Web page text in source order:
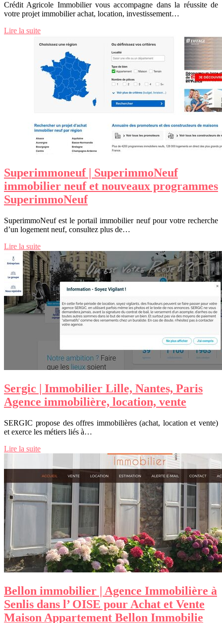
Crédit Agricole Immobilier vous accompagne dans la réussite de
votre projet immobilier achat, location, investissement…
Lire la suite
Superim­mo­neuf | Supe­rim­moNeuf
immobilier neuf et nouveaux programmes
Supe­rim­moNeuf
SuperimmoNeuf est le portail immobilier neuf pour votre recherche
d’un logement neuf, consultez plus de…
Lire la suite
Sergic | Immobilier Lille, Nantes, Paris
Agence immobilière, location, vente
SERGIC propose des offres immobilières (achat, location et vente)
et exerce les métiers liés à…
Lire la suite
Bellon immobilier | Agence Immobilière à
Senlis dans l’ OISE pour Achat et Vente
Maison Appartement Bellon Immobilie